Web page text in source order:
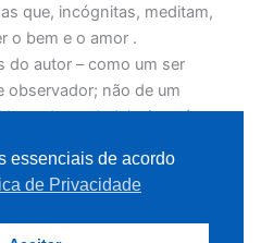
que, incógnitas, meditam,
o bem e o amor .
do autor – como um ser
observador; não de um
da verdade’ e isso é
início de sua leitura.
essenciais de acordo
de Privacidade